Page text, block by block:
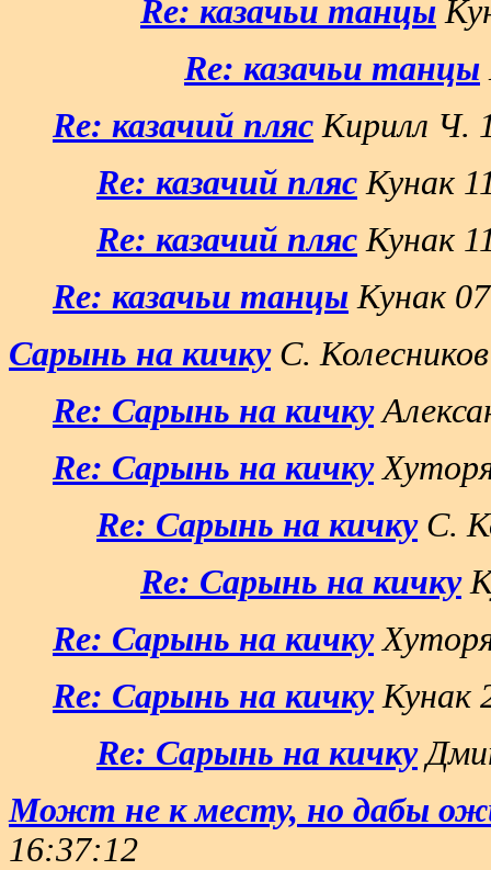
Re: казачьи танцы
Re: казачьи танцы
Re: казачий пляс Кирилл Ч.
Re: казачий пляс Кунак
Re: казачий пляс Кунак
Re: казачьи танцы Кунак
Сарынь на кичкуС.
Re: Сарынь на кичку
Re: Сарынь на кичку
Re: Сарынь на кичкуС.
Re: Сарынь на кичку
Re: Сарынь на кичку
Re: Сарынь на кичкуКунак
Re: Сарынь на кичку
Можт не к месту, но дабы
16:37:12